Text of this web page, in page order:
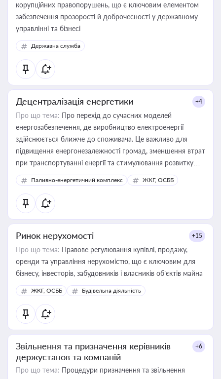
корупційних правопорушень, що є ключовим елементом
забезпечення прозорості й доброчесності у державному
управлінні та бізнесі
Державна служба
Децентралізація енергетики +4
Про що тема: Про перехід до сучасних моделей
енергозабезпечення, де виробництво електроенергії
здійснюється ближче до споживача. Це важливо для
підвищення енергонезалежності громад, зменшення втрат
при транспортуванні енергії та стимулювання розвитку
відновлюваних джерел
Паливно-енергетичний комплекс ЖКГ, ОСББ
Ринок нерухомості +15
Про що тема: Правове регулювання купівлі, продажу,
оренди та управління нерухомістю, що є ключовим для
бізнесу, інвесторів, забудовників і власників об’єктів майна
ЖКГ, ОСББ Будівельна діяльність
Звільнення та призначення керівників
держустанов та компаній
+6
Про що тема: Процедури призначення та звільнення